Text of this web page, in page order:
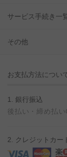
サービス手続き一
その他
お支払方法につい
1. 銀行振込
後払い・締め払い
2. クレジットカー